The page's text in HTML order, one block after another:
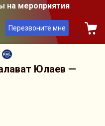
на мероприятия
Перезвоните мне
Юлаев —